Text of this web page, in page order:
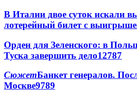
В Италии двое суток искали
лотерейный билет с
Орден для Зеленского: в
Туска завершить дело12787
СюжетБанкет генералов.
Москве9789